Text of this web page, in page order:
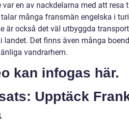
var en av nackdelarna med att resa
många fransmän engelska i
är också det väl utbyggda
landet. Det finns även många
vandrarhem.
kan infogas här.
Upptäck